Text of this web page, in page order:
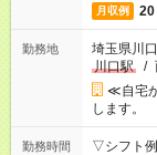
月収例 20
勤務地
埼玉県川
川口駅
/
≪自宅
します。
勤務時間
▽シフト